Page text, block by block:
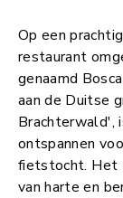
Op een
restaurant
genaamd
aan de Duitse
Brachterwald',
ontspannen
fietstocht. Het
van harte en